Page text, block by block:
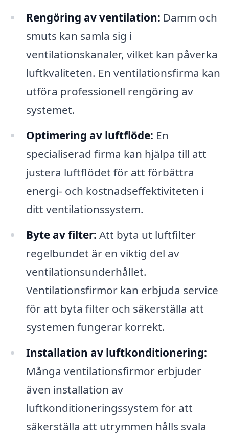
Rengöring av ventilation: Damm och
smuts kan samla sig i
ventilationskanaler, vilket kan påverka
luftkvaliteten. En ventilationsfirma kan
utföra professionell rengöring av
systemet.
Optimering av luftflöde: En
specialiserad firma kan hjälpa till att
justera luftflödet för att förbättra
energi- och kostnadseffektiviteten i
ditt ventilationssystem.
Byte av filter: Att byta ut luftfilter
regelbundet är en viktig del av
ventilationsunderhållet.
Ventilationsfirmor kan erbjuda service
för att byta filter och säkerställa att
systemen fungerar korrekt.
Installation av luftkonditionering:
Många ventilationsfirmor erbjuder
även installation av
luftkonditioneringssystem för att
säkerställa att utrymmen hålls svala